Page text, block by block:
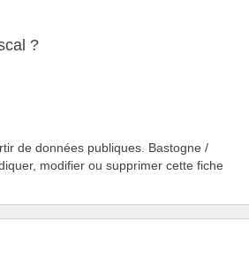
?
de données publiques. Bastogne /
modifier ou supprimer cette fiche